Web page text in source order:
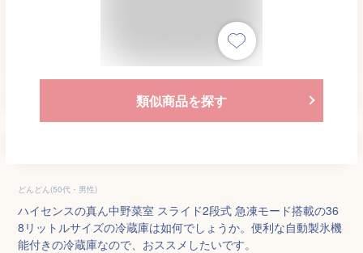
類似商品を探す
どんどん(50代・男性)
ハイセンスの真ん中野菜室 スライド2段式 急凍モード搭載の36
8リットルサイズの冷蔵庫は如何でしょうか。便利な自動製氷機
能付きの冷蔵庫なので、おススメしたいです。